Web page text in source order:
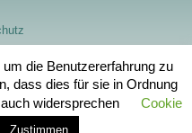
die Benutzererfahrung zu
dass dies für sie in Ordnung
widersprechen
Cookie
Zustimmen